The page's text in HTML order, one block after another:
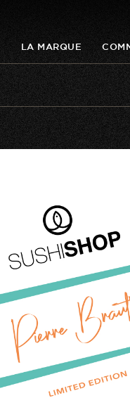
LA MARQUE